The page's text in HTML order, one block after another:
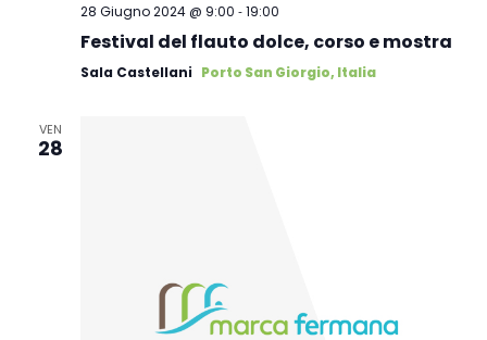
28 Giugno 2024 @ 9:00 -19:00
Festival del flauto dolce, corso e mostra
Sala Castellani Porto San Giorgio, Italia
VEN
28